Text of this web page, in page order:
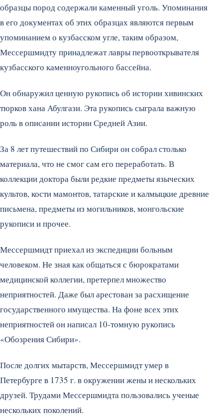
образцы пород содержали каменный уголь. Упоминания
в его документах об этих образцах являются первым
упоминанием о кузбасском угле, таким образом,
Мессершмидту принадлежат лавры первооткрывателя
кузбасского каменноугольного бассейна.
Он обнаружил ценную рукопись об истории хивинских
тюрков хана Абулгази. Эта рукопись сыграла важную
роль в описании истории Средней Азии.
За 8 лет путешествий по Сибири он собрал столько
материала, что не смог сам его переработать. В
коллекции доктора были редкие предметы языческих
культов, кости мамонтов, татарские и калмыцкие древние
письмена, предметы из могильников, монгольские
рукописи и прочее.
Мессершмидт приехал из экспедиции больным
человеком. Не зная как общаться с бюрократами
медицинской коллегии, претерпел множество
неприятностей. Даже был арестован за расхищение
государственного имущества. На фоне всех этих
неприятностей он написал 10-томную рукопись
«Обозрения Сибири».
После долгих мытарств, Мессершмидт умер в
Петербурге в 1735 г. в окружении жены и нескольких
друзей. Трудами Мессершмидта пользовались ученые
нескольких поколений.